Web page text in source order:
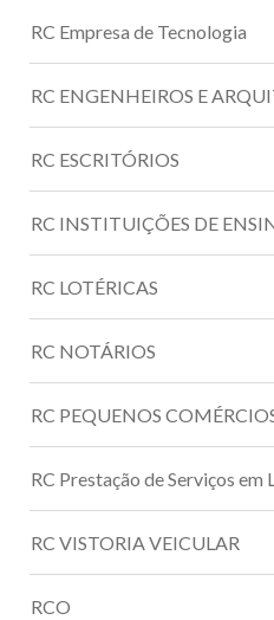
RC Empresa de Tecnologia
RC ENGENHEIROS E
RC ESCRITÓRIOS
RC INSTITUIÇÕES DE
RC LOTÉRICAS
RC NOTÁRIOS
RC PEQUENOS
RC Prestação de Serviços em
RC VISTORIA VEICULAR
RCO